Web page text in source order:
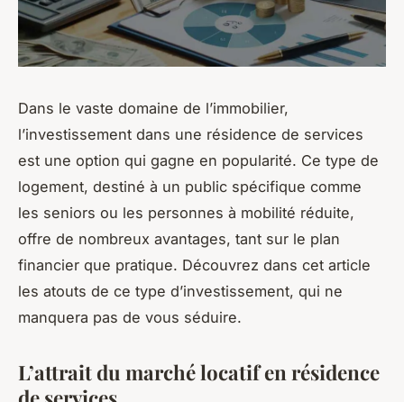
Dans le vaste domaine de l’immobilier,
l’investissement dans une résidence de services
est une option qui gagne en popularité. Ce type de
logement, destiné à un public spécifique comme
les seniors ou les personnes à mobilité réduite,
offre de nombreux avantages, tant sur le plan
financier que pratique. Découvrez dans cet article
les atouts de ce type d’investissement, qui ne
manquera pas de vous séduire.
L’attrait du marché locatif en résidence